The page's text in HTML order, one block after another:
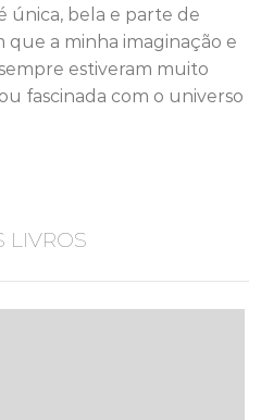
única, bela e parte de
que a minha imaginação e
estiveram muito
fascinada com o universo
LIVROS